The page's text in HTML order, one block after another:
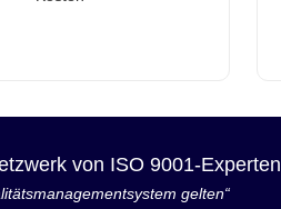
von ISO 9001-Experten
gelten“